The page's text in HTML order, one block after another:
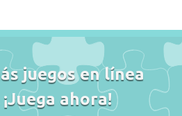
juegos en línea
ahora!